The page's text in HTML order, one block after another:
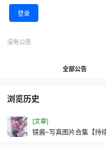
登录
没有公告
全部公告
浏览历史
[文章]
镜酱–写真图片合集【持